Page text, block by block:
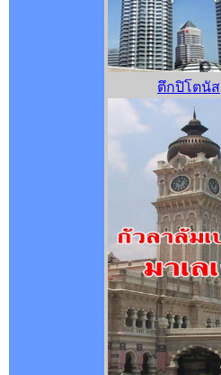
ตึกปิโตนัส